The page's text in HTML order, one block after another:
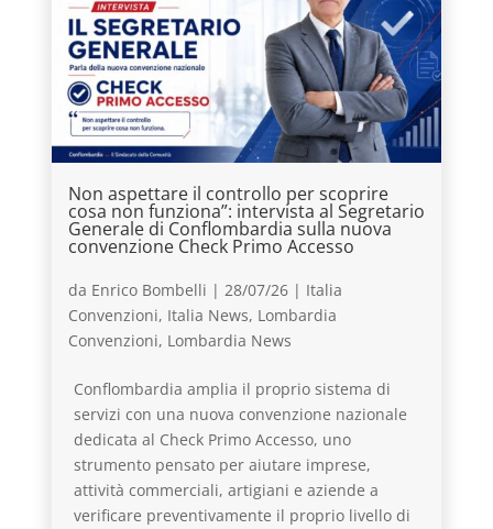
Non aspettare il controllo per scoprire
cosa non funziona”: intervista al Segretario
Generale di Conflombardia sulla nuova
convenzione Check Primo Accesso
da Enrico Bombelli | 28/07/26| Italia
Convenzioni, Italia News, Lombardia
Convenzioni, Lombardia News
Conflombardia amplia il proprio sistema di
servizi con una nuova convenzione nazionale
dedicata al Check Primo Accesso, uno
strumento pensato per aiutare imprese,
attività commerciali, artigiani e aziende a
verificare preventivamente il proprio livello di